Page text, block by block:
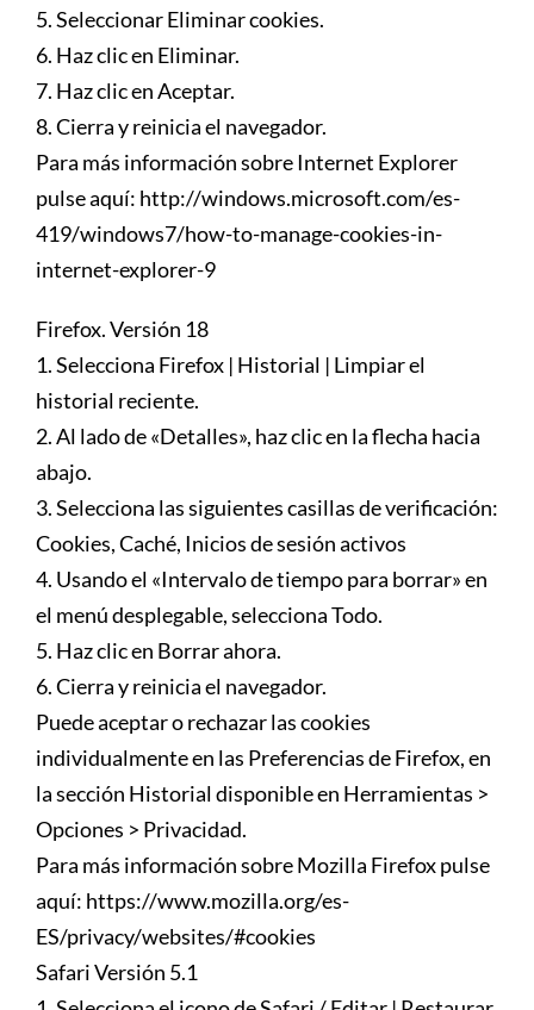
5. Seleccionar Eliminar cookies.
6. Haz clic en Eliminar.
7. Haz clic en Aceptar.
8. Cierra y reinicia el navegador.
Para más información sobre Internet Explorer
pulse aquí: http://windows.microsoft.com/es-
419/windows7/how-to-manage-cookies-in-
internet-explorer-9
Firefox. Versión 18
1. Selecciona Firefox | Historial | Limpiar el
historial reciente.
2. Al lado de «Detalles», haz clic en la flecha hacia
abajo.
3. Selecciona las siguientes casillas de verificación:
Cookies, Caché, Inicios de sesión activos
4. Usando el «Intervalo de tiempo para borrar» en
el menú desplegable, selecciona Todo.
5. Haz clic en Borrar ahora.
6. Cierra y reinicia el navegador.
Puede aceptar o rechazar las cookies
individualmente en las Preferencias de Firefox, en
la sección Historial disponible en Herramientas >
Opciones > Privacidad.
Para más información sobre Mozilla Firefox pulse
aquí: https://www.mozilla.org/es-
ES/privacy/websites/#cookies
Safari Versión 5.1